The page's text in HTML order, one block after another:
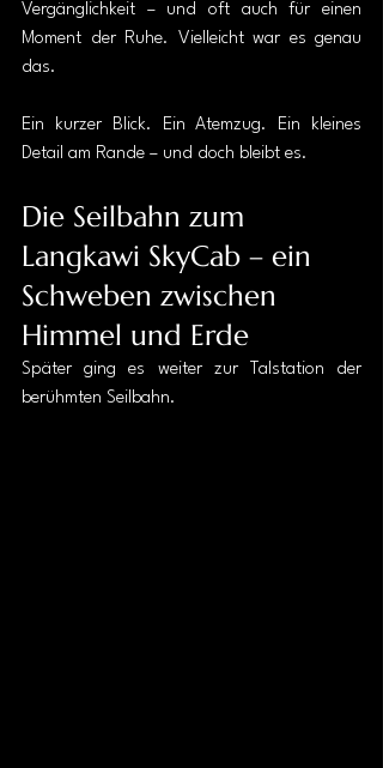
Vergänglichkeit – und oft auch für einen
Moment der Ruhe. Vielleicht war es genau
das.
Ein kurzer Blick. Ein Atemzug. Ein kleines
Detail am Rande – und doch bleibt es.
Die Seilbahn zum
Langkawi SkyCab – ein
Schweben zwischen
Himmel und Erde
Später ging es weiter zur Talstation der
berühmten Seilbahn.